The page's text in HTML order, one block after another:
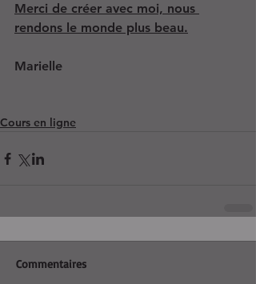
Merci de créer avec moi, nous
rendons le monde plus beau.
Marielle
Cours en ligne
Commentaires